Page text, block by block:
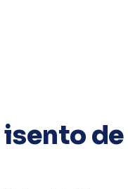
isento de